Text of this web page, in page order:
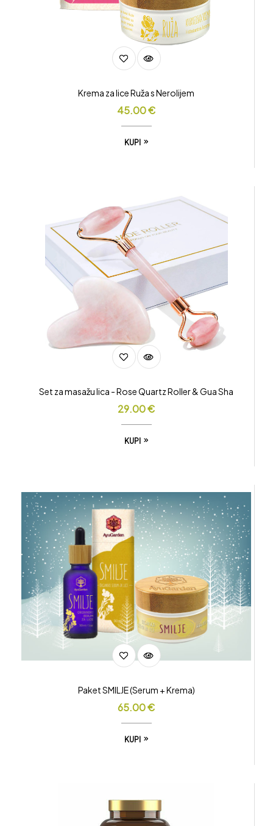
Krema za lice Ruža s Nerolijem
45.00€
KUPI
Set za masažu lica - Rose Quartz Roller & Gua Sha
29.00€
KUPI
Paket SMILJE (Serum + Krema)
65.00€
KUPI